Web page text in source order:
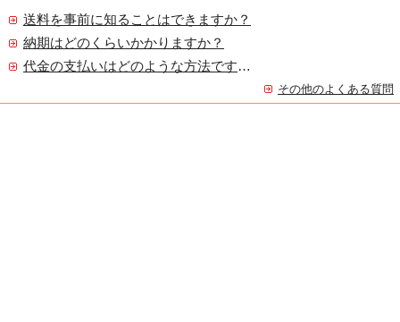
送料を事前に知ることはできますか？
納期はどのくらいかかりますか？
代金の支払いはどのような方法ですか？
その他のよくある質問